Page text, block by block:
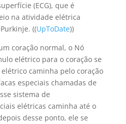
(ECG), que é
na atividade elétrica
((UpToDate))
coração normal, o Nó
elétrico para o coração se
caminha pelo coração
especiais chamadas de
sistema de
elétricas caminha até o
desse ponto, ele se